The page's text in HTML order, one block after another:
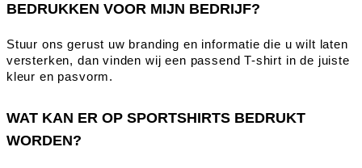
BEDRUKKEN VOOR MIJN BEDRIJF?
Stuur ons gerust uw branding en informatie die u wilt laten
versterken, dan vinden wij een passend T-shirt in de juiste
kleur en pasvorm.
WAT KAN ER OP SPORTSHIRTS BEDRUKT
WORDEN?